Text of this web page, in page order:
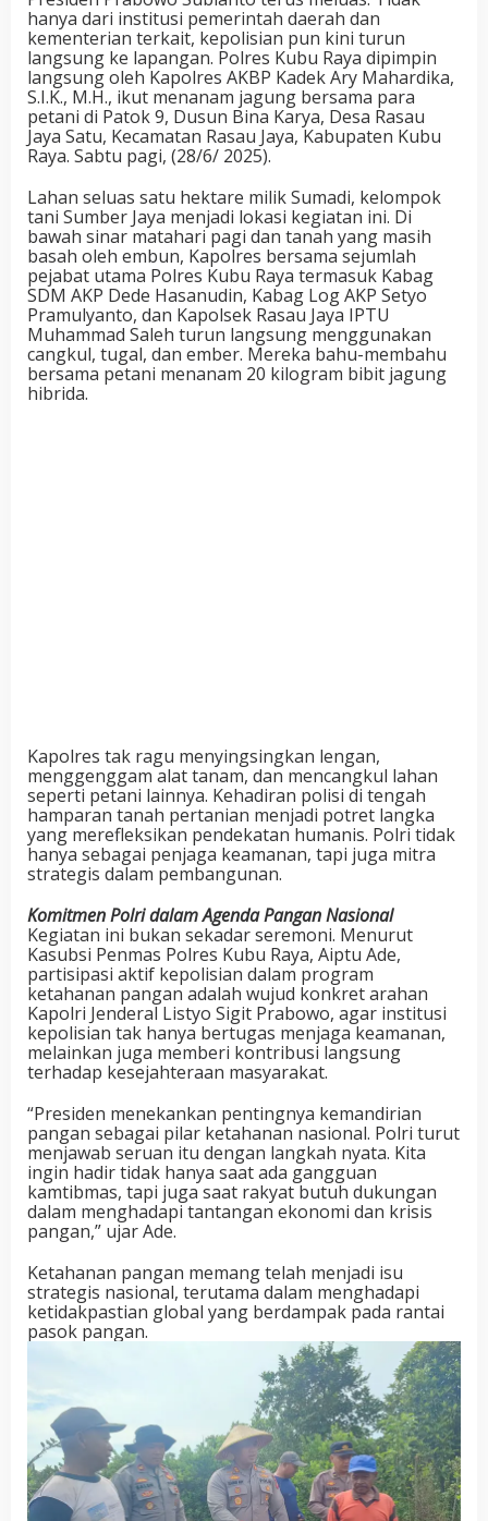
hanya dari institusi pemerintah daerah dan
kementerian terkait, kepolisian pun kini turun
langsung ke lapangan. Polres Kubu Raya dipimpin
langsung oleh Kapolres AKBP Kadek Ary Mahardika,
S.I.K., M.H., ikut menanam jagung bersama para
petani di Patok 9, Dusun Bina Karya, Desa Rasau
Jaya Satu, Kecamatan Rasau Jaya, Kabupaten Kubu
Raya. Sabtu pagi, (28/6/ 2025).
Lahan seluas satu hektare milik Sumadi, kelompok
tani Sumber Jaya menjadi lokasi kegiatan ini. Di
bawah sinar matahari pagi dan tanah yang masih
basah oleh embun, Kapolres bersama sejumlah
pejabat utama Polres Kubu Raya termasuk Kabag
SDM AKP Dede Hasanudin, Kabag Log AKP Setyo
Pramulyanto, dan Kapolsek Rasau Jaya IPTU
Muhammad Saleh turun langsung menggunakan
cangkul, tugal, dan ember. Mereka bahu-membahu
bersama petani menanam 20 kilogram bibit jagung
hibrida.
Kapolres tak ragu menyingsingkan lengan,
menggenggam alat tanam, dan mencangkul lahan
seperti petani lainnya. Kehadiran polisi di tengah
hamparan tanah pertanian menjadi potret langka
yang merefleksikan pendekatan humanis. Polri tidak
hanya sebagai penjaga keamanan, tapi juga mitra
strategis dalam pembangunan.
Komitmen Polri dalam Agenda Pangan Nasional
Kegiatan ini bukan sekadar seremoni. Menurut
Kasubsi Penmas Polres Kubu Raya, Aiptu Ade,
partisipasi aktif kepolisian dalam program
ketahanan pangan adalah wujud konkret arahan
Kapolri Jenderal Listyo Sigit Prabowo, agar institusi
kepolisian tak hanya bertugas menjaga keamanan,
melainkan juga memberi kontribusi langsung
terhadap kesejahteraan masyarakat.
“Presiden menekankan pentingnya kemandirian
pangan sebagai pilar ketahanan nasional. Polri turut
menjawab seruan itu dengan langkah nyata. Kita
ingin hadir tidak hanya saat ada gangguan
kamtibmas, tapi juga saat rakyat butuh dukungan
dalam menghadapi tantangan ekonomi dan krisis
pangan,” ujar Ade.
Ketahanan pangan memang telah menjadi isu
strategis nasional, terutama dalam menghadapi
ketidakpastian global yang berdampak pada rantai
pasok pangan.